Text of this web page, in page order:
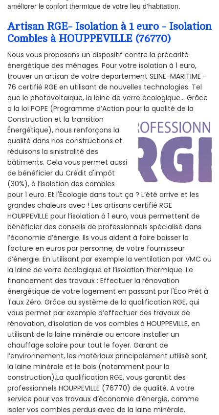
améliorer le confort thermique de votre lieu d'habitation.
Artisan RGE- Isolation à 1 euro - Isolation
Combles à HOUPPEVILLE (76770)
Nous vous proposons un dispositif contre la précarité
énergétique des ménages. Pour votre isolation à 1 euro,
trouver un artisan de votre departement SEINE-MARITIME -
76 certifié RGE en utilisant de nouvelles technologies. Tel
que le photovoltaïque, la laine de verre écologique... Grâce
a la loi POPE (Programme d’Action pour la qualité de la
Construction et la transition
Énergétique), nous renforçons la
qualité dans nos constructions et
réduisons la sinistralité des
bâtiments. Cela vous permet aussi
de bénéficier du Crédit d'impôt
(30%), à l’isolation des combles
pour 1 euro. Et l'Écologie dans tout ça ? L’été arrive et les
grandes chaleurs avec ! Les artisans certifié RGE
HOUPPEVILLE pour l’isolation à 1 euro, vous permettent de
bénéficier des conseils de professionnels spécialisé dans
l’économie d’énergie. Ils vous aident à faire baisser la
facture en euros par personne, de votre fournisseur
d’énergie. En utilisant par exemple la ventilation par VMC ou
la laine de verre écologique et l’isolation thermique. Le
financement des travaux : Effectuer la rénovation
énergétique de votre logement en passant par l'Éco Prêt à
Taux Zéro. Grâce au système de la qualification RGE, qui
vous permet par exemple d’effectuer des travaux de
rénovation, d’isolation de vos combles à HOUPPEVILLE, en
utilisant de la laine minérale ou encore installer un
chauffage solaire pour tout le foyer. Garant de
l’environnement, les matériaux principalement utilisé sont,
la laine minérale et le bois (notamment pour la
construction).La qualification RGE, vous garantit des
professionnels HOUPPEVILLE (76770) de qualité. A votre
service pour vos travaux d’économie d’énergie, comme
isoler vos combles perdus avec de la laine minérale.